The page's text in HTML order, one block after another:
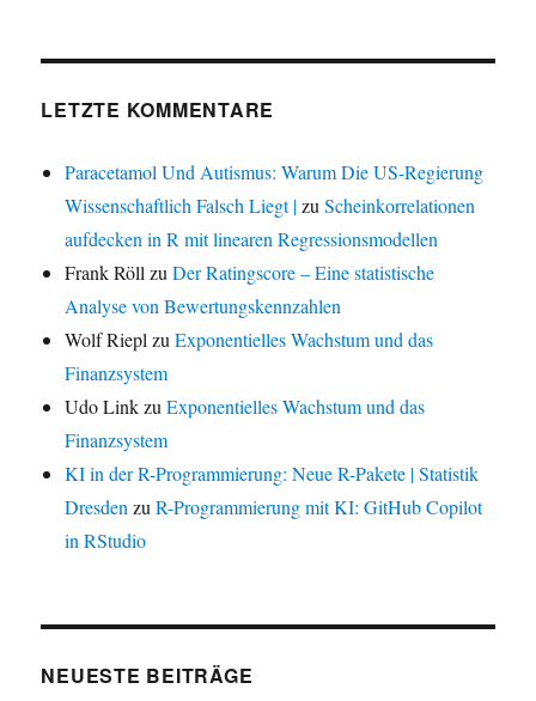
LETZTE KOMMENTARE
Paracetamol Und Autismus: Warum Die US-Regierung
Wissenschaftlich Falsch Liegt |zuScheinkorrelationen
aufdecken in R mit linearen Regressionsmodellen
Frank Röll zuDer Ratingscore – Eine statistische
Analyse von Bewertungskennzahlen
Wolf Riepl zuExponentielles Wachstum und das
Finanzsystem
Udo LinkzuExponentielles Wachstum und das
Finanzsystem
KI in der R-Programmierung: Neue R-Pakete | Statistik
Dresden zuR-Programmierung mit KI: GitHub Copilot
in RStudio
NEUESTE BEITRÄGE